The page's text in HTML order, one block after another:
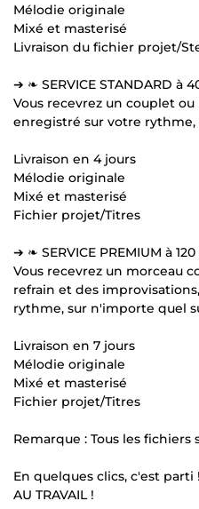
Mélodie originale
Mixé et masterisé
Livraison du fichier projet/
➔ ❧ SERVICE STANDARD à
Vous recevrez un couplet
enregistré sur votre
Livraison en 4 jours
Mélodie originale
Mixé et masterisé
Fichier projet/Titres
➔ ❧ SERVICE PREMIUM à
Vous recevrez un morceau
refrain et des
rythme, sur n'importe quel
Livraison en 7 jours
Mélodie originale
Mixé et masterisé
Fichier projet/Titres
Remarque : Tous les
En quelques clics, c'est parti !
AU TRAVAIL !